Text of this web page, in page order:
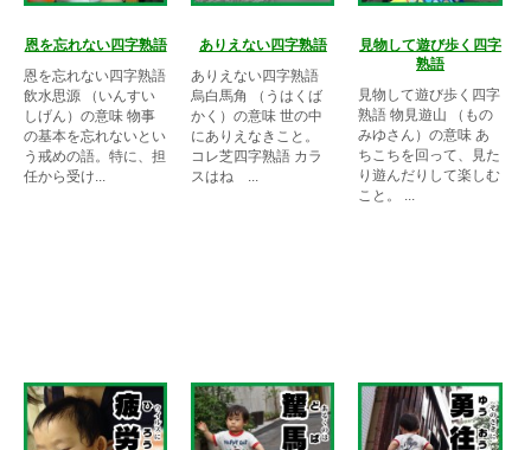
恩を忘れない四字熟語
恩を忘れない四字熟語
飲水思源 （いんすい
しげん）の意味 物事
の基本を忘れないとい
う戒めの語。特に、担
任から受け...
ありえない四字熟語
ありえない四字熟語
烏白馬角 （うはくば
かく）の意味 世の中
にありえなきこと。
コレ芝四字熟語 カラ
スはね ...
見物して遊び歩く四字
熟語
見物して遊び歩く四字
熟語 物見遊山 （もの
みゆさん）の意味 あ
ちこちを回って、見た
り遊んだりして楽しむ
こと。 ...